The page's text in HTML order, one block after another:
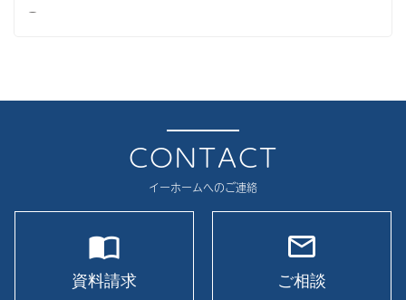
2025年5月
2025年4月
2025年3月
CONTACT
イーホームへのご連絡
import_contacts
資料請求
mail_outline
ご相談